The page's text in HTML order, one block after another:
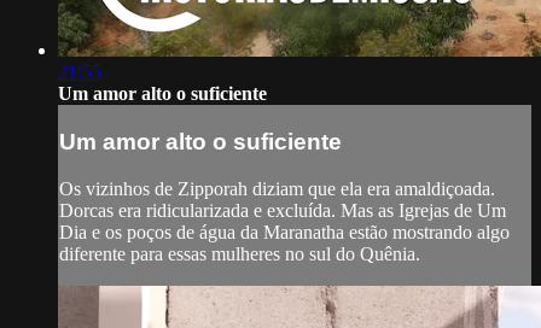
21:55
Um amor alto o suficiente
Um amor alto o suficiente
Os vizinhos de Zipporah diziam que ela era amaldiçoada.
Dorcas era ridicularizada e excluída. Mas as Igrejas de Um
Dia e os poços de água da Maranatha estão mostrando algo
diferente para essas mulheres no sul do Quênia.